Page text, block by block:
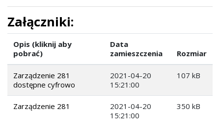
Załączniki:
Opis (kliknij aby
pobrać)
Data
zamieszczenia
Rozmiar
Zarządzenie 281
dostępne cyfrowo
2021-04-20
15:21:00
107 kB
Zarządzenie 281
2021-04-20
15:21:00
350 kB